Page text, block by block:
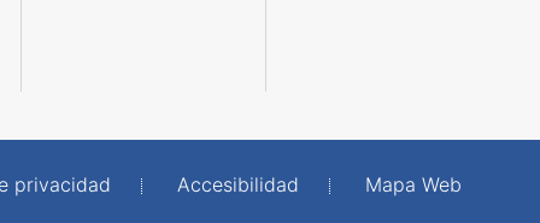
privacidad Accesibilidad
Mapa Web